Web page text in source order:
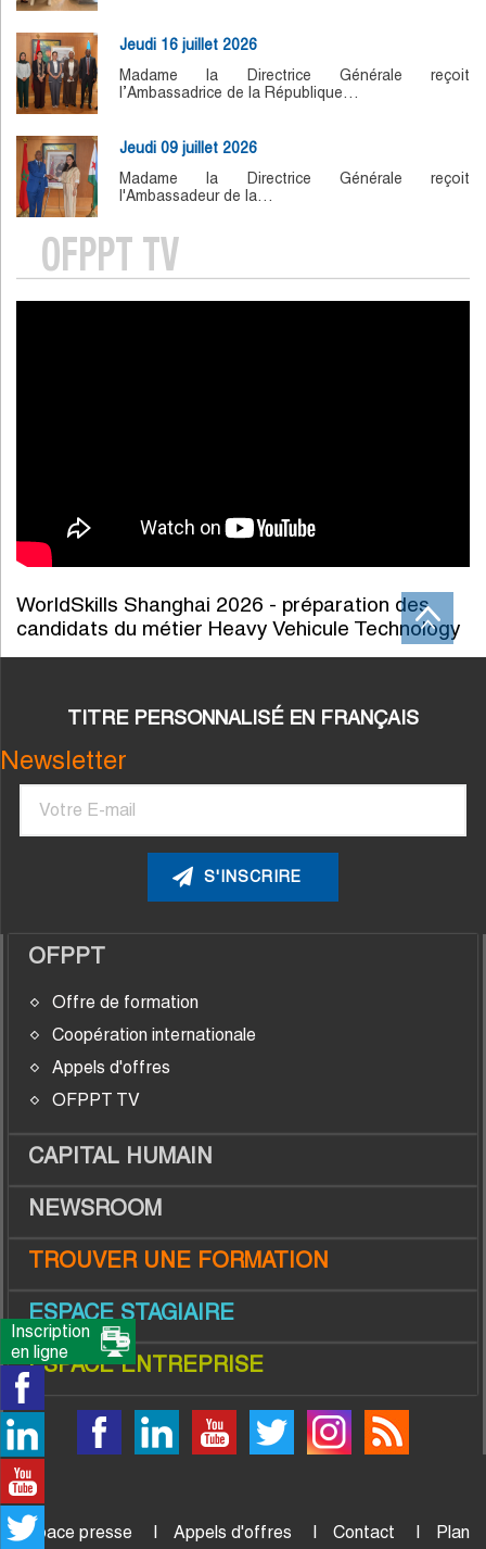
Jeudi 16 juillet 2026
Madame la Directrice Générale reçoit
l’Ambassadrice de la République…
Jeudi 09 juillet 2026
Madame la Directrice Générale reçoit
l'Ambassadeur de la…
OFPPT TV
WorldSkills Shanghai 2026 - préparation des
candidats du métier Heavy Vehicule Technology
TITRE PERSONNALISÉ EN FRANÇAIS
Newsletter
Courriel
OFPPT
Offre de formation
Coopération internationale
Appels d'offres
OFPPT TV
CAPITAL HUMAIN
NEWSROOM
TROUVER UNE FORMATION
ESPACE STAGIAIRE
ESPACE ENTREPRISE
Espace presse Appels d'offres Contact
Plan
Inscription
en ligne